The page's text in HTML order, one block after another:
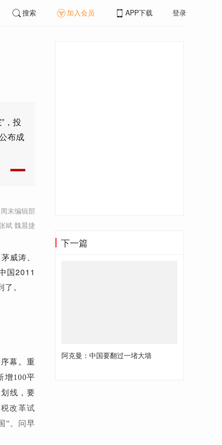
搜索 加入会员 APP下载 登录
，投
布成
末编辑部
斌 魏晨捷
威涛、
国2011
。
幕。重
增100平
线，要
改革试
”。问早
下一篇
阿克曼：中国要翻过一堵大墙